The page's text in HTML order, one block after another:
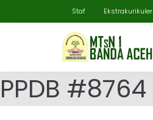
Staf Ekstrakurikuler
PPDB #8764